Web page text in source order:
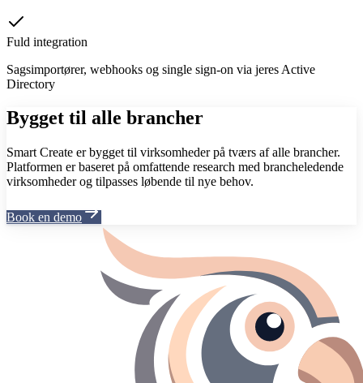
Fuld integration
Sagsimportører, webhooks og single sign-on via jeres Active
Directory
Bygget til alle brancher
Smart Create er bygget til virksomheder på tværs af alle brancher.
Platformen er baseret på omfattende research med brancheledende
virksomheder og tilpasses løbende til nye behov.
Book en demo